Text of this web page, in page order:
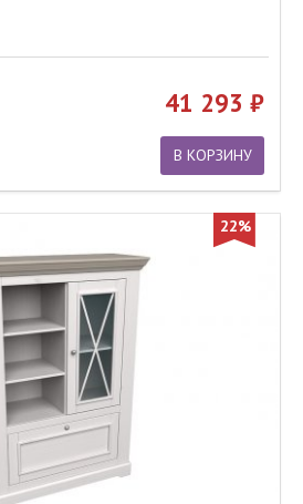
41 293
В КОРЗИНУ
22%